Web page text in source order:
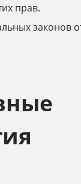
прав.
законов